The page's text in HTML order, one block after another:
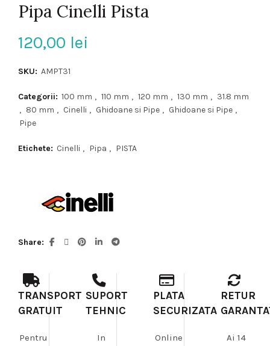
Pipa Cinelli Pista
120,00 lei
SKU: AMPT31
Categorii: 100 mm , 110 mm , 120 mm , 130 mm , 31.8 mm
, 80 mm , Cinelli , Ghidoane si Pipe , Ghidoane si Pipe ,
Pipe
Etichete: Cinelli , Pipa , PISTA
Share
TRANSPORT
GRATUIT
Pentru
SUPORT
TEHNIC
In
PLATA
SECURIZATA
Online
RETUR
Ai 14